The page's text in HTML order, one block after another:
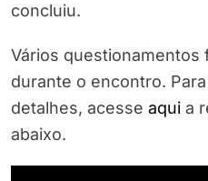
concluiu.
Vários questionamentos
durante o encontro.
detalhes, acesse aqui a
abaixo.